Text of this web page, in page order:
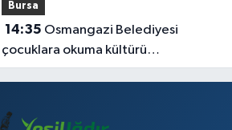
Bursa
14:35
çocuklara okuma kültürü
kazandırıyor